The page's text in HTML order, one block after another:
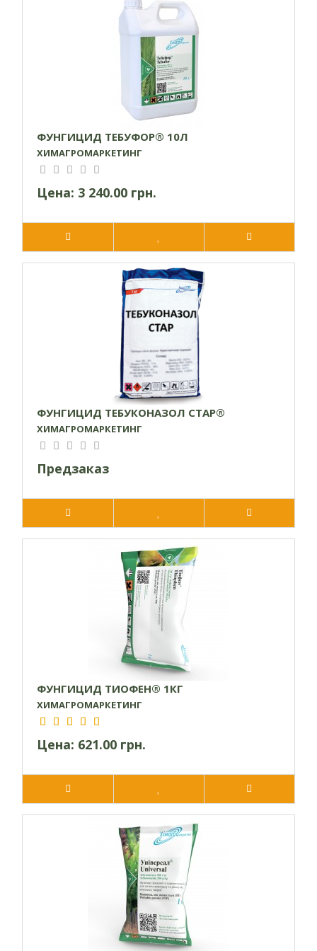
производство стеролов и разрушает клеточные мембраны
возбудителя заболевания, что приводит к его быстрой
гибели. Препарат обеспечивает долговременную защиту
сельскохозяйственных культур – до двадцати суток.
Рекомендации по применению
Для максимальной эффективности фунгицидную обработку
следует проводить на ранних стадиях заболевания – при
появлении первых признаков. Повторные опрыскивания
осуществляют при значительной пораженности культур
развития патогенов (температуры, уровня влажности и
Данный фунгицид можно использовать в баковых смесях с
другими препаратами, но предварительно необходимо их
протестировать на физическую совместимость.
ФУНГИЦИД ТЕБУФОР® 10Л
ХИМАГРОМАРКЕТИНГ
Цена: 3 240.00 грн.
ФУНГИЦИД ТЕБУКОНАЗОЛ СТАР®
ХИМАГРОМАРКЕТИНГ
Предзаказ
ФУНГИЦИД ТИОФЕН® 1КГ
ХИМАГРОМАРКЕТИНГ
Цена: 621.00 грн.